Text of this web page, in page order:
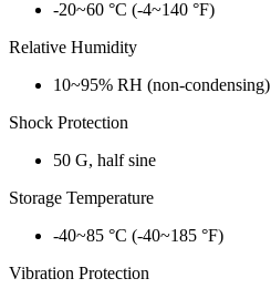
-20~60 °C (-4~140 °F)
Relative Humidity
10~95% RH (non-condensing)
Shock Protection
50 G, half sine
Storage Temperature
-40~85 °C (-40~185 °F)
Vibration Protection